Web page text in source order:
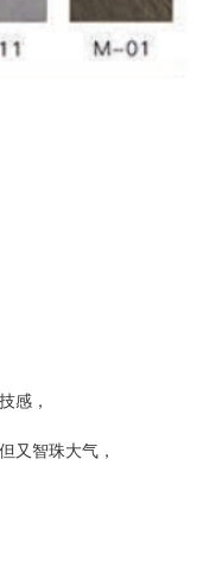
感，
又智珠大气，